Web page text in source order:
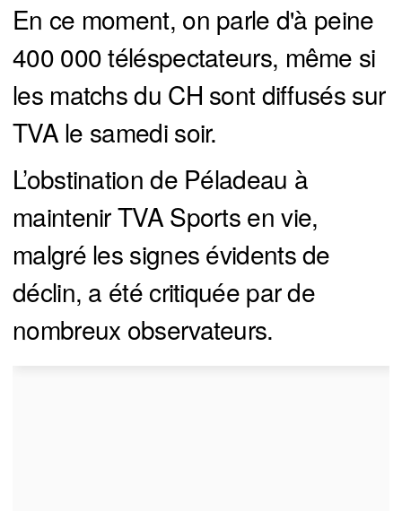
En ce moment, on parle d'à peine
400 000 téléspectateurs, même si
les matchs du CH sont diffusés sur
TVA le samedi soir.
L’obstination de Péladeau à
maintenir TVA Sports en vie,
malgré les signes évidents de
déclin, a été critiquée par de
nombreux observateurs.